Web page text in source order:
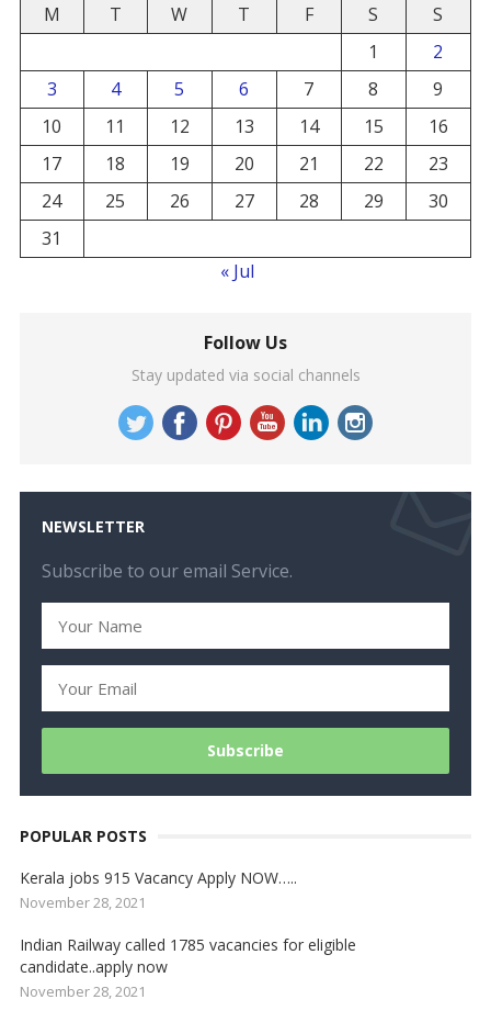
M T W T F S
S
1
2
3
4 5 6 7 8
9
10
11 12 13 14 15
16
17
18 19 20 21 22
23
24
25 26 27 28 29
30
31
« Jul
Follow Us
Stay updated via social channels
NEWSLETTER
Subscribe to our email Service.
POPULAR POSTS
Kerala jobs 915 Vacancy Apply NOW…..
November 28, 2021
Indian Railway called 1785 vacancies for eligible
candidate..apply now
November 28, 2021